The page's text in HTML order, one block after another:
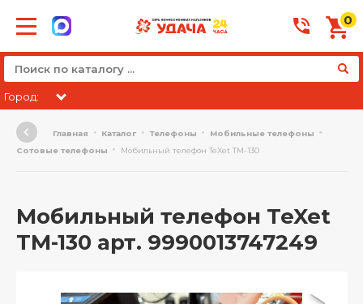
0
Город:
Главная Каталог Телефоны
Мобильные телефоны
Сотовые телефоны
Мобильный телефон TeXet TM-130
Мобильный телефон TeXet
TM-130 арт. 9990013747249